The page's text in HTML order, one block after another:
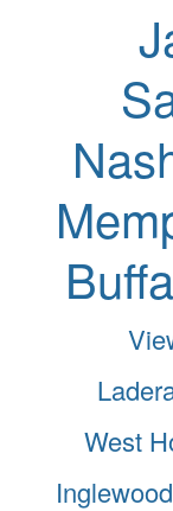
West
Inglewood